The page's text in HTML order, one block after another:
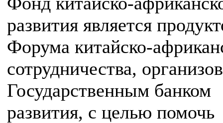
развития является
Форума китайско-
сотрудничества,
Государственным банком
развития, с целью помочь